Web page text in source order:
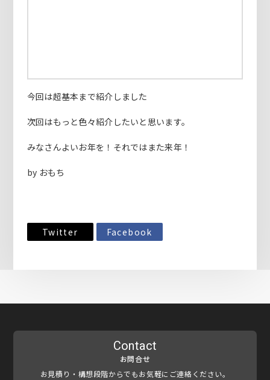
今回は超基本まで紹介しました
次回はもっと色々紹介したいと思います。
みなさんよいお年を！それではまた来年！
by おもち
Twitter Facebook
Contact
お問合せ
お見積り・構想段階からでもお気軽にご連絡ください。